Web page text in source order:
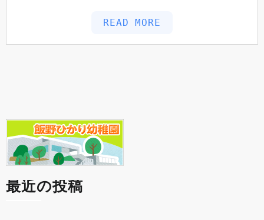
READ MORE
最近の投稿